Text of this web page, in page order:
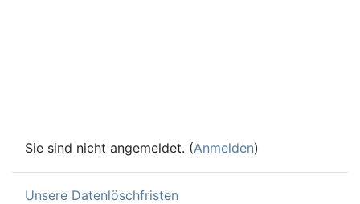
Sie sind nicht angemeldet. (Anmelden)
Unsere Datenlöschfristen